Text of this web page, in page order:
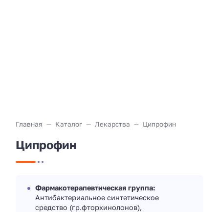
Главная Каталог Лекарства Ципрофин
Ципрофин
Фармакотерапевтическая группа:
Антибактериальное синтетическое
средство (гр.фторхинолонов),